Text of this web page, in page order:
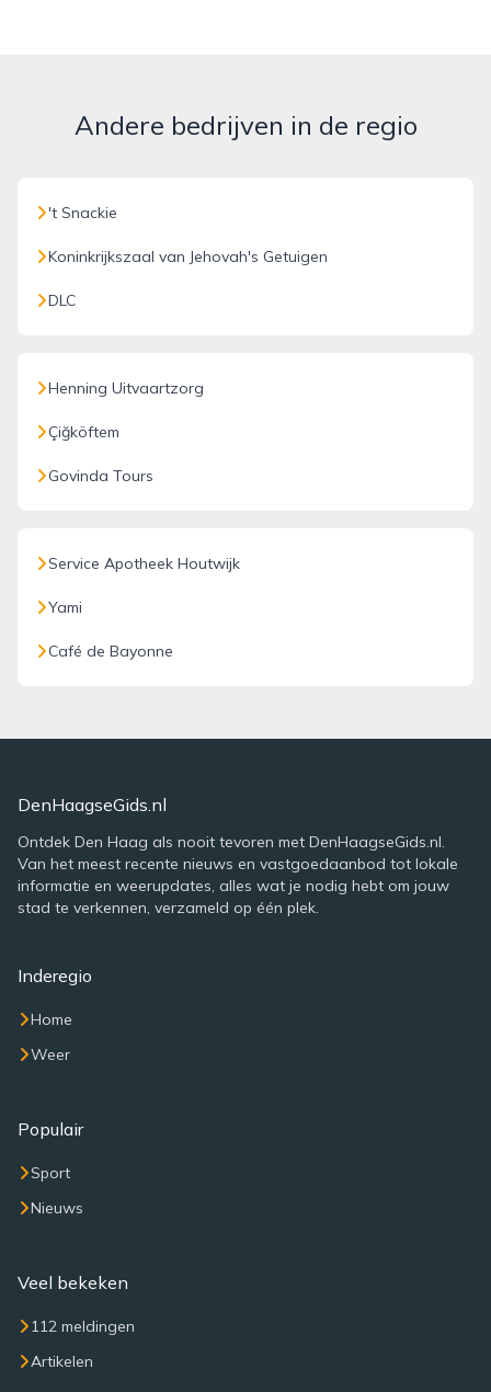
Andere bedrijven in de regio
't Snackie
Koninkrijkszaal van Jehovah's Getuigen
DLC
Henning Uitvaartzorg
Çiğköftem
Govinda Tours
Service Apotheek Houtwijk
Yami
Café de Bayonne
DenHaagseGids.nl
Ontdek Den Haag als nooit tevoren met DenHaagseGids.nl.
Van het meest recente nieuws en vastgoedaanbod tot lokale
informatie en weerupdates, alles wat je nodig hebt om jouw
stad te verkennen, verzameld op één plek.
Inderegio
Home
Weer
Populair
Sport
Nieuws
Veel bekeken
112 meldingen
Artikelen